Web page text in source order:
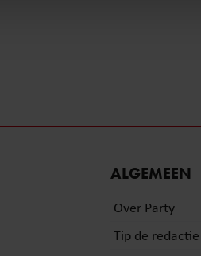
ALGEMEEN
Over Party
Tip de redactie